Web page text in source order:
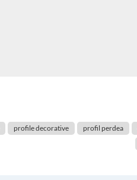
profile decorative profil perdea